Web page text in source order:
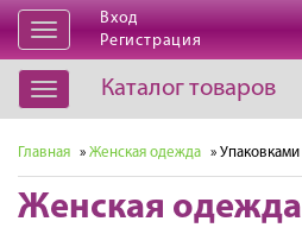
Открыть
навигацию
Вход
Регистрация
Открыть
навигацию
Каталог товаров
Главная » Женская одежда » Упаковками
Женская одежда